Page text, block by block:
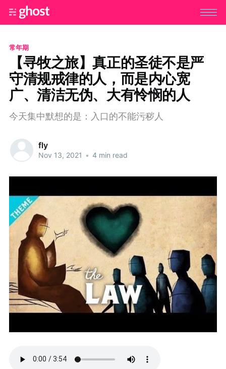
常年期
【寻牧之旅】真正的圣徒不是严
守清规戒律的人，而是内心宽
广、清洁无伪、大有怜悯的人
今天集中默想的是：入口的不能污秽人
fly
Nov 13, 2021 • 4 min read